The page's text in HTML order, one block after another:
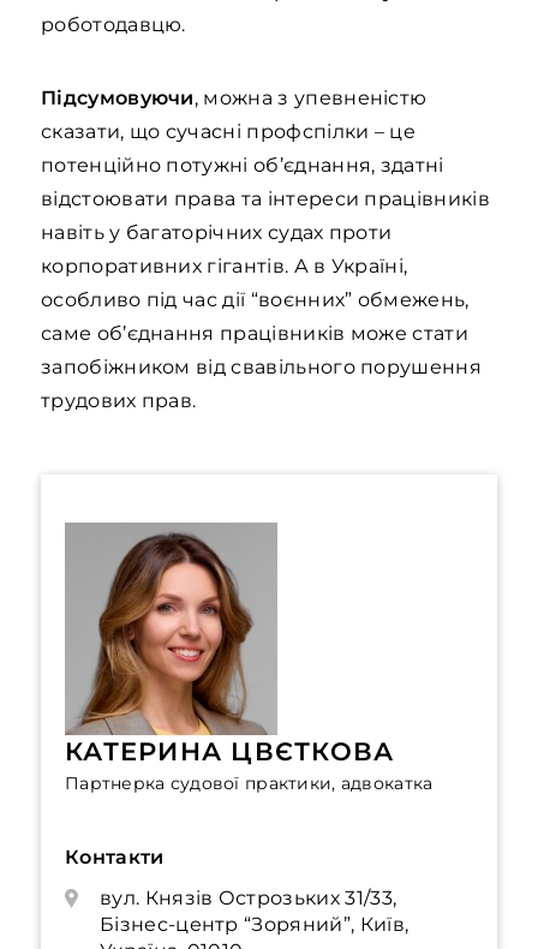
роботодавцю.
Підсумовуючи, можна з упевненістю
сказати, що сучасні профспілки – це
потенційно потужні об’єднання, здатні
відстоювати права та інтереси працівників
навіть у багаторічних судах проти
корпоративних гігантів. А в Україні,
особливо під час дії “воєнних” обмежень,
саме об’єднання працівників може стати
запобіжником від свавільного порушення
трудових прав.
КАТЕРИНА ЦВЄТКОВА
Партнерка судової практики, адвокатка
Контакти
вул. Князів Острозьких 31/33,
Бізнес-центр “Зоряний”, Київ,